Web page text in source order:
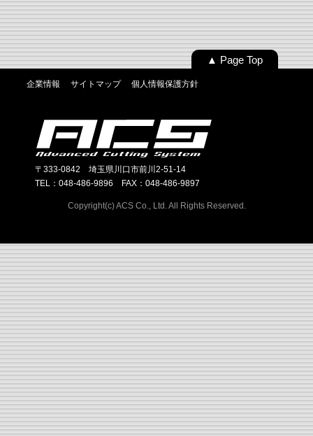
▲ Page Top
企業情報 サイトマップ 個人情報保護方針
〒333-0842 埼玉県川口市前川2-51-14
TEL：048-486-9896 FAX：048-486-9897
Copyright(c) ACS Co., Ltd. All Rights Reserved.